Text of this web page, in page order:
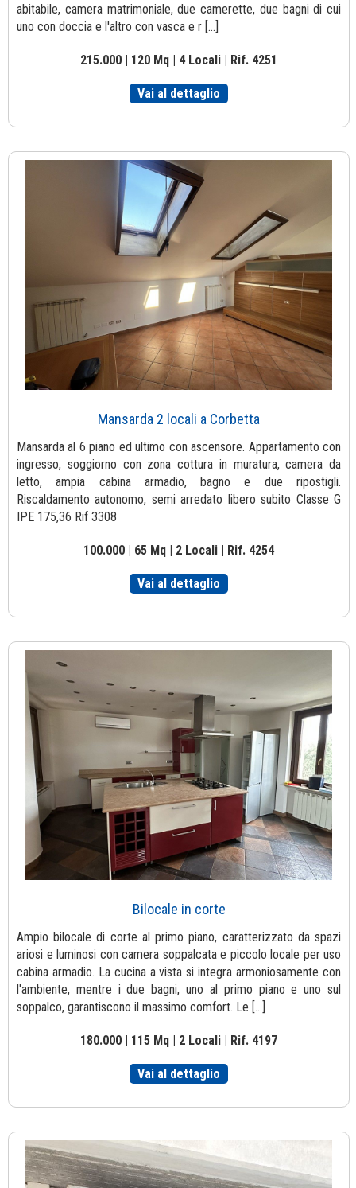
abitabile, camera matrimoniale, due camerette, due bagni di cui
uno con doccia e l'altro con vasca e r [...]
215.000 | 120 Mq | 4 Locali | Rif. 4251
Vai al dettaglio
Mansarda 2 locali a Corbetta
Mansarda al 6 piano ed ultimo con ascensore. Appartamento con
ingresso, soggiorno con zona cottura in muratura, camera da
letto, ampia cabina armadio, bagno e due ripostigli.
Riscaldamento autonomo, semi arredato libero subito Classe G
IPE 175,36 Rif 3308
100.000 | 65 Mq | 2 Locali | Rif. 4254
Vai al dettaglio
Bilocale in corte
Ampio bilocale di corte al primo piano, caratterizzato da spazi
ariosi e luminosi con camera soppalcata e piccolo locale per uso
cabina armadio. La cucina a vista si integra armoniosamente con
l'ambiente, mentre i due bagni, uno al primo piano e uno sul
soppalco, garantiscono il massimo comfort. Le [...]
180.000 | 115 Mq | 2 Locali | Rif. 4197
Vai al dettaglio